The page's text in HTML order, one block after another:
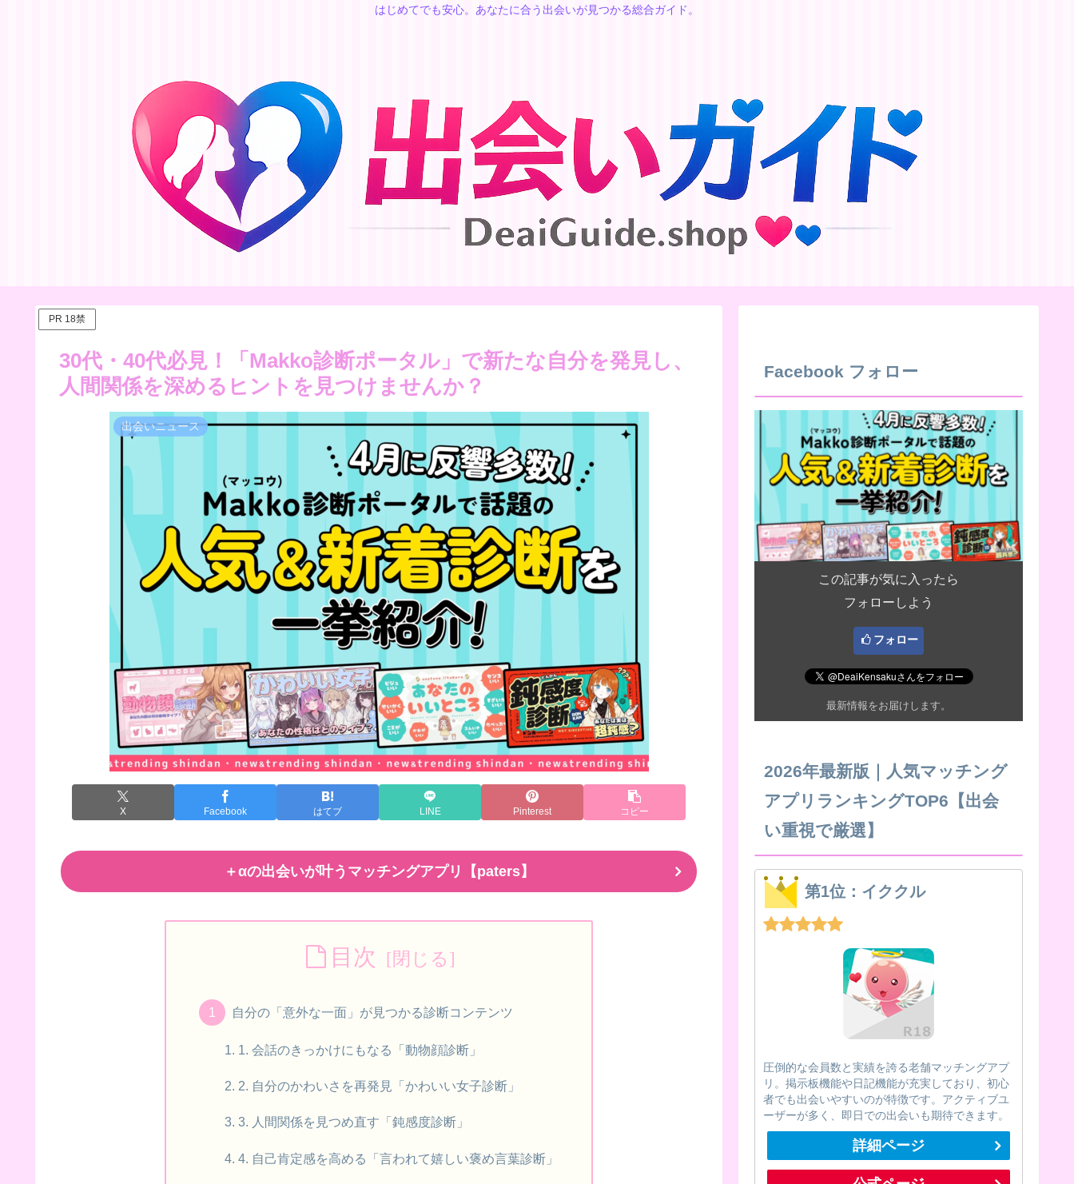
はじめてでも安心。あなたに合う出会いが見つかる総合ガイド。
PR 18禁
30代・40代必見！「Makko診断ポータル」で新たな自分を発見し、
人間関係を深めるヒントを見つけませんか？
出会いニュース
X Facebook はてブ LINE Pinterest コピー
＋αの出会いが叶うマッチングアプリ【paters】
目次
自分の「意外な一面」が見つかる診断コンテンツ
1. 会話のきっかけにもなる「動物顔診断」
2. 自分のかわいさを再発見「かわいい女子診断」
3. 人間関係を見つめ直す「鈍感度診断」
4. 自己肯定感を高める「言われて嬉しい褒め言葉診断」
Facebook フォロー
この記事が気に入ったら
フォローしよう
フォロー
最新情報をお届けします。
2026年最新版｜人気マッチング
アプリランキングTOP6【出会
い重視で厳選】
第1位：イククル
圧倒的な会員数と実績を誇る老舗マッチングアプ
リ。掲示板機能や日記機能が充実しており、初心
者でも出会いやすいのが特徴です。アクティブユ
ーザーが多く、即日での出会いも期待できます。
詳細ページ